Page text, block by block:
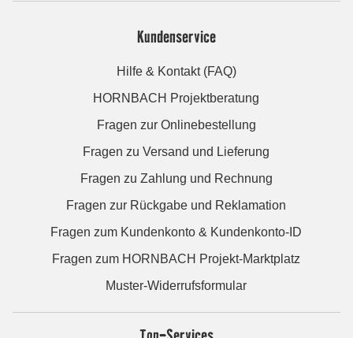
Kundenservice
Hilfe & Kontakt (FAQ)
HORNBACH Projektberatung
Fragen zur Onlinebestellung
Fragen zu Versand und Lieferung
Fragen zu Zahlung und Rechnung
Fragen zur Rückgabe und Reklamation
Fragen zum Kundenkonto & Kundenkonto-ID
Fragen zum HORNBACH Projekt-Marktplatz
Muster-Widerrufsformular